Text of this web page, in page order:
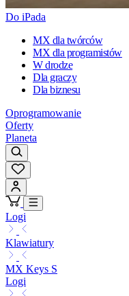
Do iPada
MX dla twórców
MX dla programistów
W drodze
Dla graczy
Dla biznesu
Oprogramowanie
Oferty
Planeta
Logi
Klawiatury
MX Keys S
Logi